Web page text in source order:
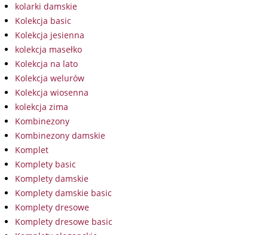
kolarki damskie
Kolekcja basic
Kolekcja jesienna
kolekcja masełko
Kolekcja na lato
Kolekcja welurów
Kolekcja wiosenna
kolekcja zima
Kombinezony
Kombinezony damskie
Komplet
Komplety basic
Komplety damskie
Komplety damskie basic
Komplety dresowe
Komplety dresowe basic